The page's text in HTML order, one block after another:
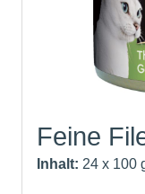
Feine
Inhalt: 24 x 100